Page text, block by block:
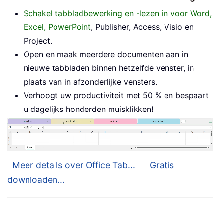
Schakel tabbladbewerking en -lezen in voor Word,
Excel, PowerPoint, Publisher, Access, Visio en
Project.
Open en maak meerdere documenten aan in
nieuwe tabbladen binnen hetzelfde venster, in
plaats van in afzonderlijke vensters.
Verhoogt uw productiviteit met 50 % en bespaart
u dagelijks honderden muisklikken!
Meer details over Office Tab...
Gratis
downloaden...